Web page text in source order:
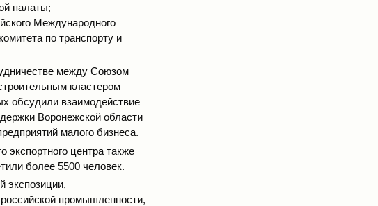
палаты;
Международного
по транспорту и
между Союзом
кластером
обсудили взаимодействие
Воронежской области
малого бизнеса.
экспортного центра также
более 5500 человек.
экспозиции,
промышленности,